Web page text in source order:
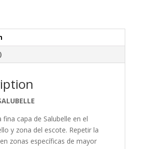
fina capa de Salubelle en el
y zona del escote. Repetir la
zonas específicas de mayor